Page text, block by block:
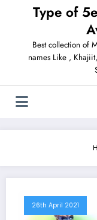
Type of
Best collection of
names Like ,
26th April 2021